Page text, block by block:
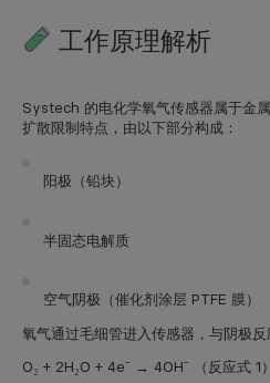
工作原理解析
Systech 的电化学氧气传感器属于金
扩散限制特点，由以下部分构成：
阳极（铅块）
半固态电解质
空气阴极（催化剂涂层 PTFE 膜）
氧气通过毛细管进入传感器，与阴极反
O₂ + 2H₂O + 4e⁻ → 4OH⁻ （反应式 1）